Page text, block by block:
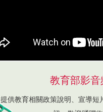
教育部影音
提供教育相關政策說明、宣導短